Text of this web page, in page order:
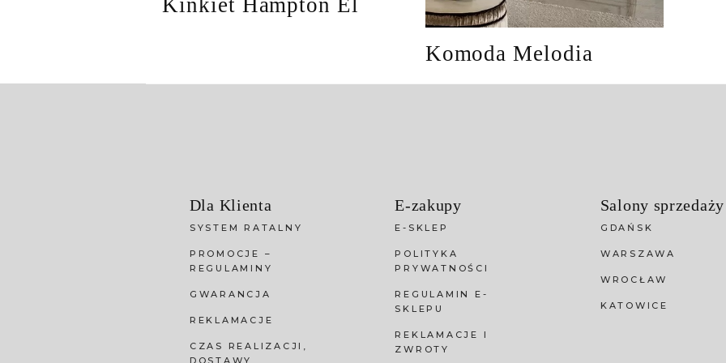
Komoda Melodia
Dla Klienta
SYSTEM RATALNY
PROMOCJE –
REGULAMINY
GWARANCJA
REKLAMACJE
CZAS REALIZACJI,
DOSTAWY
E-zakupy
E-SKLEP
POLITYKA
PRYWATNOŚCI
REGULAMIN E-
SKLEPU
REKLAMACJE I
ZWROTY
Salony sprzedaży
GDAŃSK
WARSZAWA
WROCŁAW
KATOWICE